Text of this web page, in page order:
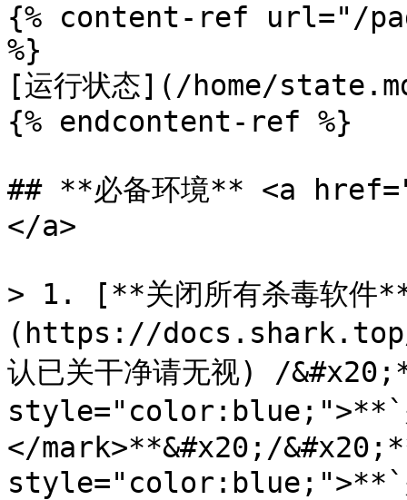
{% content-ref url="/
%}
[运行状态](/home/
{% endcontent-ref %}
## **必备环境** <a
</a>
> 1. [**关闭所有杀毒软件
(https://
认已关干净请无视) /
style="color:blue;">**`
</mark>**&#x20;/
style="color:blue;">**`